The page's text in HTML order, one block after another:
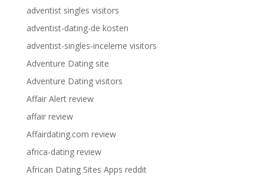
adventist singles visitors
adventist-dating-de kosten
adventist-singles-inceleme visitors
Adventure Dating site
Adventure Dating visitors
Affair Alert review
affair review
Affairdating.com review
africa-dating review
African Dating Sites Apps reddit